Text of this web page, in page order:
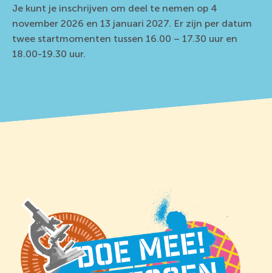
Je kunt je inschrijven om deel te nemen op 4
november 2026 en 13 januari 2027. Er zijn per datum
twee startmomenten tussen 16.00 – 17.30 uur en
18.00-19.30 uur.